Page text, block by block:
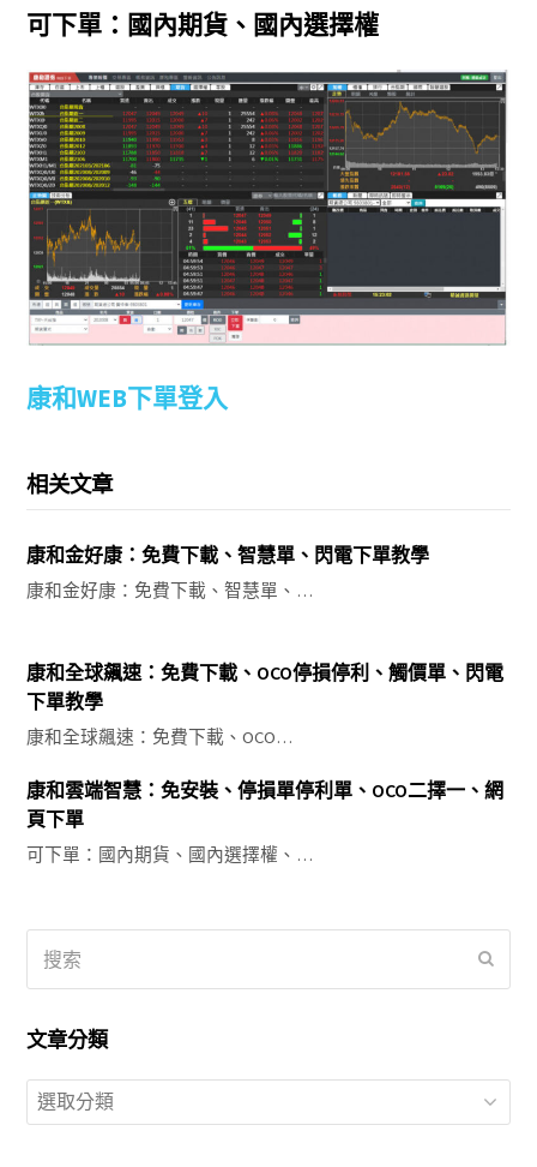
可下單：國內期貨、國內選擇權
康和WEB下單登入
相关文章
康和金好康：免費下載、智慧單、閃電下單教學
康和金好康：免費下載、智慧單、…
康和全球飆速：免費下載、OCO停損停利、觸價單、閃電
下單教學
康和全球飆速：免費下載、OCO…
康和雲端智慧：免安裝、停損單停利單、OCO二擇一、網
頁下單
可下單：國內期貨、國內選擇權、…
搜
索
文章分類
文
章